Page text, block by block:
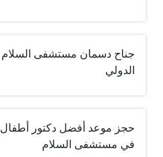
جناح دسمان مستشفى السلام
الدولي
حجز موعد أفضل دكتور أطفال
في مستشفى السلام